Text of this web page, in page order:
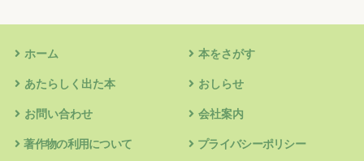
ホーム 本をさがす
あたらしく出た本 おしらせ
お問い合わせ 会社案内
著作物の利用について プライバシーポリシー